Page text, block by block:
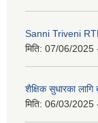
Sanni Triveni
मिति: 07/06/2025
शैक्षिक सुधारका लागि
मिति: 06/03/2025